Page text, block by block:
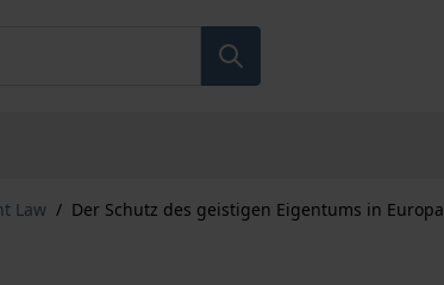
Law / Der Schutz des geistigen Eigentums in Europa